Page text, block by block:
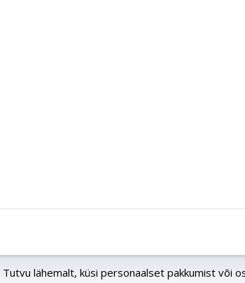
Tutvu lähemalt, küsi personaalset pakkumist või